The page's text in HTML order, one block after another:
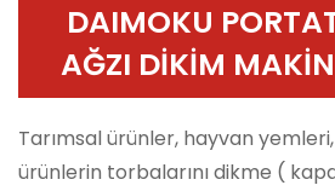
DAIMOKU
AĞZI DİKİM
Tarımsal ürünler, hayvan
ürünlerin torbalarını dikme (